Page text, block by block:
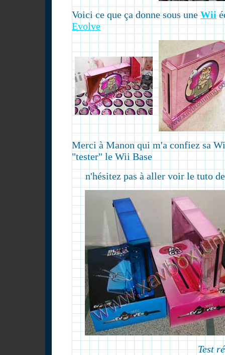
Voici ce que ça donne sous uneWii
Evolve
Merci à Manon qui m'a confiez sa
"tester" le Wii Base
n'hésitez pas à aller voir le tuto
Test